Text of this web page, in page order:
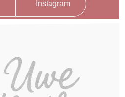
Instagram